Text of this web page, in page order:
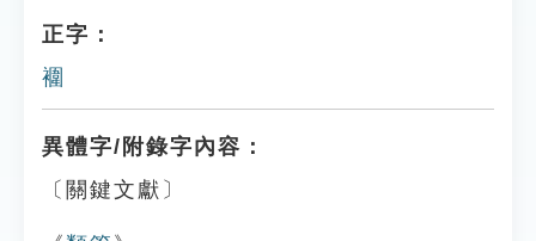
正字：
䙟
異體字/附錄字內容：
〔關鍵文獻〕